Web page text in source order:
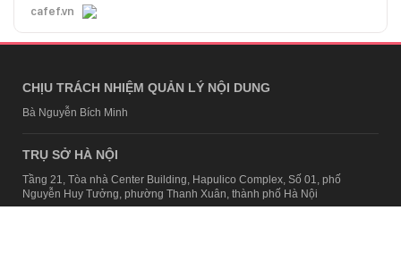
cafef.vn
CHỊU TRÁCH NHIỆM QUẢN LÝ NỘI DUNG
Bà Nguyễn Bích Minh
TRỤ SỞ HÀ NỘI
Tầng 21, Tòa nhà Center Building, Hapulico Complex, Số 01, phố
Nguyễn Huy Tưởng, phường Thanh Xuân, thành phố Hà Nội